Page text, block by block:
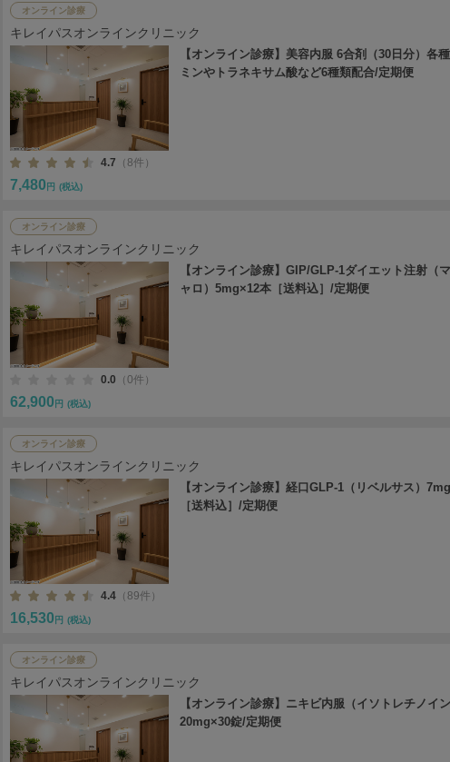
オンライン診療
キレイパスオンラインクリニック
【オンライン診療】美容内服 6合剤（30日分）各
ミンやトラネキサム酸など6種類配合/定期便
4.7 （8件）
7,480 円 (税込)
オンライン診療
キレイパスオンラインクリニック
【オンライン診療】GIP/GLP-1ダイエット注射（
ャロ）5mg×12本［送料込］/定期便
0.0 （0件）
62,900 円 (税込)
オンライン診療
キレイパスオンラインクリニック
【オンライン診療】経口GLP-1（リベルサス）
［送料込］/定期便
4.4 （89件）
16,530 円 (税込)
オンライン診療
キレイパスオンラインクリニック
【オンライン診療】ニキビ内服（イソトレチノイ
20mg×30錠/定期便